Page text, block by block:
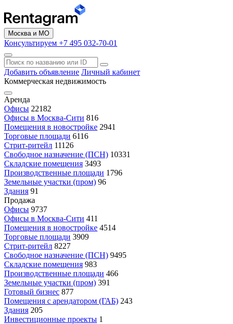
Москва и МО
Консультируем +7 495 032-70-01
Добавить объявление Личный кабинет
Коммерческая недвижимость
Аренда
Офисы 22182
Офисы в Москва-Сити 816
Помещения в новостройке 2941
Торговые площади 6116
Стрит-ритейл 11126
Свободное назначение (ПСН) 10331
Складские помещения 3493
Производственные площади 1796
Земельные участки (пром) 96
Здания 91
Продажа
Офисы 9737
Офисы в Москва-Сити 411
Помещения в новостройке 4514
Торговые площади 3909
Стрит-ритейл 8227
Свободное назначение (ПСН) 9495
Складские помещения 983
Производственные площади 466
Земельные участки (пром) 391
Готовый бизнес 877
Помещения с арендатором (ГАБ) 243
Здания 205
Инвестиционные проекты 1